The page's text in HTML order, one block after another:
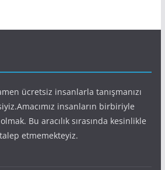
ücretsiz insanlarla tanışmanızı
insanların birbiriyle
Bu aracılık sırasında kesinlikle
etmemekteyiz.